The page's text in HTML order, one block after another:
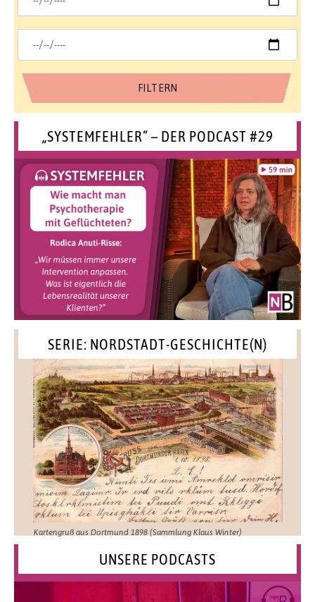
„SYSTEMFEHLER“ – DER PODCAST #29
SERIE: NORDSTADT-GESCHICHTE(N)
Kartengruß aus Dortmund 1898 (Sammlung Klaus Winter)
UNSERE PODCASTS